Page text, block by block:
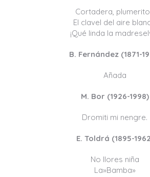
Cortadera,
El clavel del aire
¡Qué linda la
B. Fernández (1871-
Añada
M. Bor (1926-1998)
Dromiti mi nengre.
E. Toldrá (1895-
No llores niña
La»Bamba»